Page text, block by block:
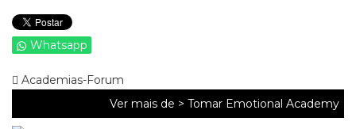
Whatsapp
Academias-Forum
Ver mais de > Tomar Emotional Academy